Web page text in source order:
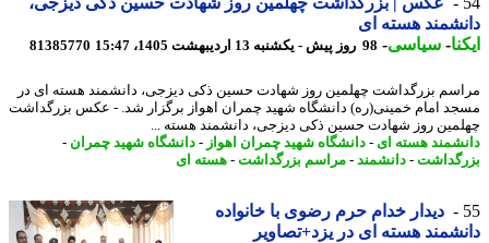
هسته ای
-سیاسی-98 روز پیش - یکشنبه 13 اردیبهشت 1405، 15:47 81385770
بزرگداشت چهلمین روز شهادت حسین ذکی دیزجی، دانشمند هسته ای در
امام خمینی(ره) دانشگاه شهید چمران اهواز برگزار شد. - عکس بزرگداشت
روز شهادت حسین ذکی دیزجی، دانشمند هسته ...
هسته ای- دانشگاه شهید چمران اهواز -دانشگاه شهید چمران-
-دانشمند-مراسم بزرگداشت -هسته ای
دیدار خدام حرم رضوی با خانواده
هسته ای در یزد+تصاویر